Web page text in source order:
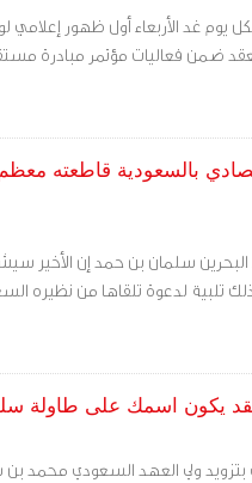
يوم غد الأربعاء أول ظهور
ضمن فعاليات مؤتمر مبادرة
بالسعودية قاطعته
البحرين سلمان بن حمد إن الأخير
تلبية لدعوة تلقاها من
يكون اسمك على طاولة
ولي العهد السعودي محمد بن